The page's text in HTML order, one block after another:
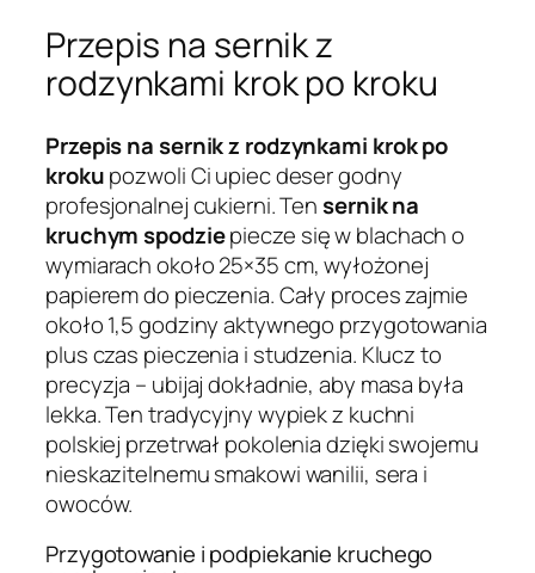
Przepis na sernik z
rodzynkami krok po kroku
Przepis na sernik z rodzynkami krok po
krokupozwoli Ci upiec deser godny
profesjonalnej cukierni. Tensernik na
kruchym spodziepiecze się w blachach o
wymiarach około 25×35 cm, wyłożonej
papierem do pieczenia. Cały proces zajmie
około 1,5 godziny aktywnego przygotowania
plus czas pieczenia i studzenia. Klucz to
precyzja – ubijaj dokładnie, aby masa była
lekka. Ten tradycyjny wypiek z kuchni
polskiej przetrwał pokolenia dzięki swojemu
nieskazitelnemu smakowi wanilii, sera i
owoców.
Przygotowanie i podpiekanie kruchego